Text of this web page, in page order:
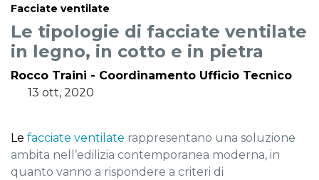
Facciate ventilate
Le tipologie di facciate ventilate
in legno, in cotto e in pietra
Rocco Traini - Coordinamento Ufficio Tecnico
13 ott, 2020
Le facciate ventilate rappresentano una soluzione
ambita nell’edilizia contemporanea moderna, in
quanto vanno a rispondere a criteri di